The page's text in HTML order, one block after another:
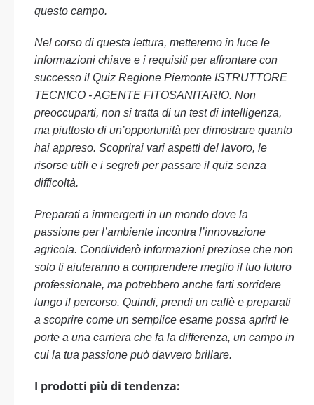
questo campo.
Nel corso di questa lettura, metteremo in luce le
informazioni chiave e i requisiti per affrontare con
successo il Quiz Regione Piemonte ISTRUTTORE
TECNICO - AGENTE FITOSANITARIO. Non
preoccuparti, non si tratta di un test di intelligenza,
ma piuttosto di un’opportunità per dimostrare quanto
hai appreso. Scoprirai vari aspetti del lavoro, le
risorse utili e i segreti per passare il quiz senza
difficoltà.
Preparati a immergerti in un mondo dove la
passione per l’ambiente incontra l’innovazione
agricola. Condividerò informazioni preziose che non
solo ti aiuteranno a comprendere meglio il tuo futuro
professionale, ma potrebbero anche farti sorridere
lungo il percorso. Quindi, prendi un caffè e preparati
a scoprire come un semplice esame possa aprirti le
porte a una carriera che fa la differenza, un campo in
cui la tua passione può davvero brillare.
I prodotti più di tendenza: